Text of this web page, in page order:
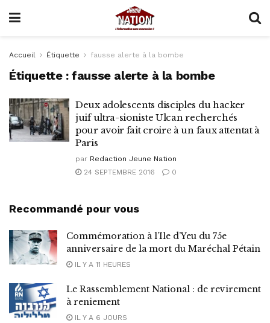
Accueil Étiquette fausse alerte à la bombe
Étiquette :fausse alerte à la bombe
Deux adolescents disciples du hacker
juif ultra-sioniste Ulcan recherchés
pour avoir fait croire à un faux attentat à
Paris
par Redaction Jeune Nation
24 SEPTEMBRE 2016
0
Recommandé pour vous
Commémoration à l’Ile d’Yeu du 75e
anniversaire de la mort du Maréchal Pétain
IL Y A 11 HEURES
Le Rassemblement National : de revirement
à reniement
IL Y A 6 JOURS